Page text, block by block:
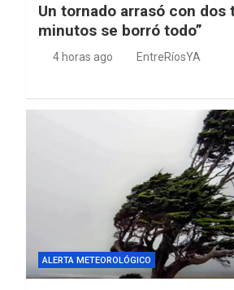
Un tornado arrasó con dos
minutos se borró todo”
4 horas ago EntreRíosYA
ALERTA METEOROLÓGICO